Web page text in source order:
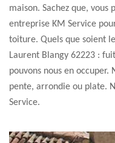
maison. Sachez que,
entreprise KM Service
toiture. Quels que soient
Laurent Blangy 62223 :
pouvons nous en
pente, arrondie ou plate.
Service.